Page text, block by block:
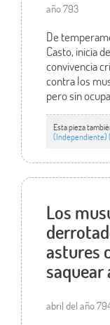
año 793
De
Casto, inicia
convivencia
contra los
pero sin
Esta pieza
(Independiente)
Los
astures
saquear
abril del año